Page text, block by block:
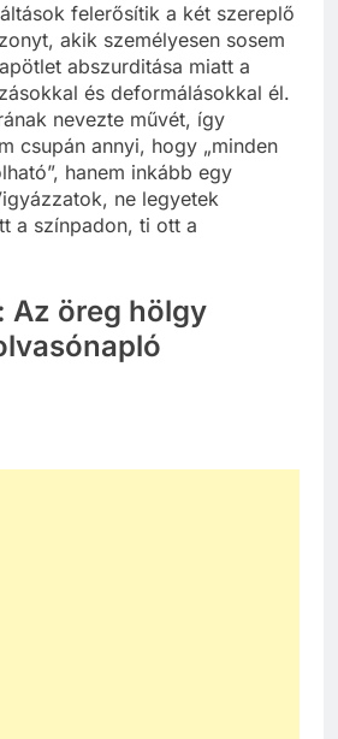
felerősítik a két szereplő
akik személyesen sosem
abszurditása miatt a
és deformálásokkal él.
nevezte művét, így
csupán annyi, hogy „minden
hanem inkább egy
ne legyetek
a színpadon, ti ott a
Az öreg hölgy